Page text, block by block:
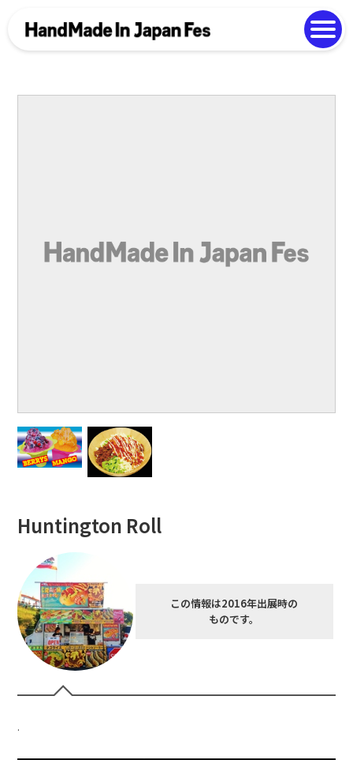
Photo Gallery
Huntington Roll
この情報は2016年出展時の
ものです。
.